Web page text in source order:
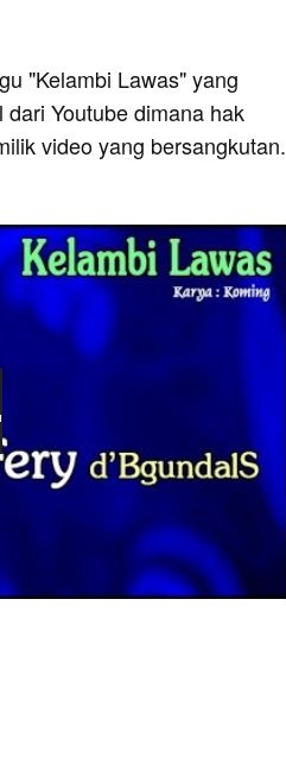
"Kelambi Lawas" yang
Youtube dimana hak
video yang bersangkutan.